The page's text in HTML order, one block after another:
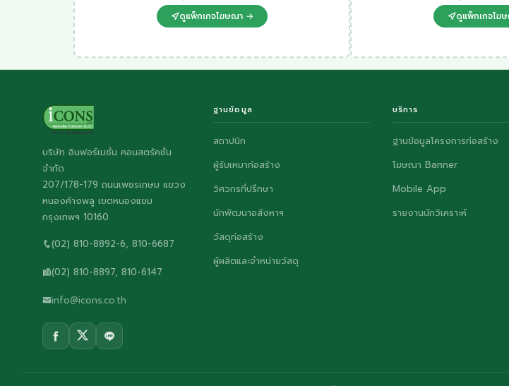
ดูแพ็กเกจโฆษณา → ดูแพ็กเกจโฆ
บริษัท อินฟอร์เมชั่น คอนสตรัคชั่น
จำกัด
207/178-179 ถนนเพชรเกษม แขวง
หนองค้างพลู เขตหนองแขม
กรุงเทพฯ 10160
(02) 810-8892-6, 810-6687
(02) 810-8897, 810-6147
info@icons.co.th
ฐานข้อมูล
สถาปนิก
ผู้รับเหมาก่อสร้าง
วิศวกรที่ปรึกษา
นักพัฒนาอสังหาฯ
วัสดุก่อสร้าง
ผู้ผลิตและจำหน่ายวัสดุ
บริการ
ฐานข้อมูลโครงการก่อสร้าง
โฆษณา Banner
Mobile App
รายงานนักวิเคราะห์